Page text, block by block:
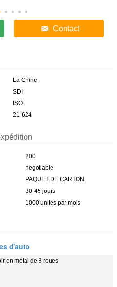
Contact
La Chine
SDI
ISO
21-624
200
negotiable
PAQUET DE CARTON
30-45 jours
1000 unités par mois
d'auto
en métal de 8 roues